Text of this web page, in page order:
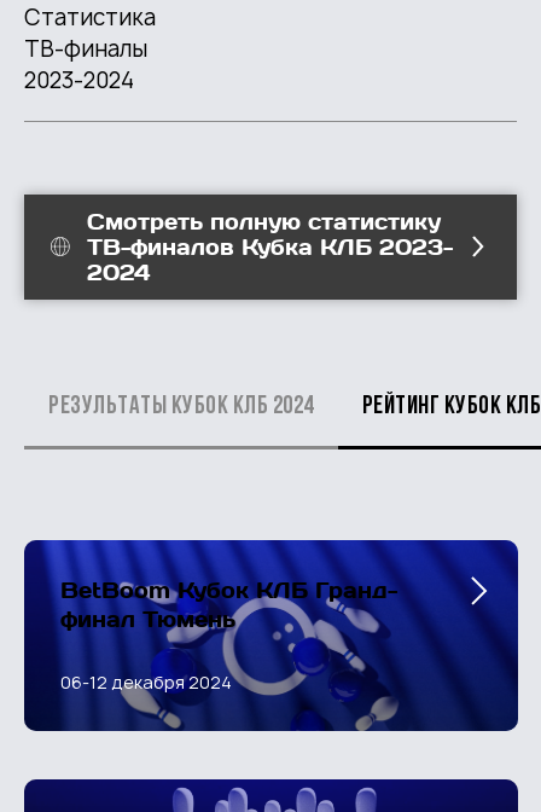
Статистика
ТВ-финалы
2023-2024
Смотреть полную статистику
ТВ-финалов Кубка КЛБ 2023-
2024
Результаты Кубок КЛБ 2024 Рейтинг Кубок
BetBoom Кубок КЛБ Гранд-
финал Тюмень
06-12 декабря 2024